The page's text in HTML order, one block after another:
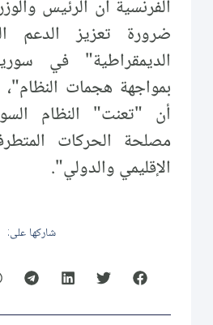
الفرنسية أن الرئيس
ضرورة تعزيز الدعم
الديمقراطية" في
بمواجهة هجمات
أن "تعنت" النظام
مصلحة الحركات
الإقليمي والدولي".
شاركها على: